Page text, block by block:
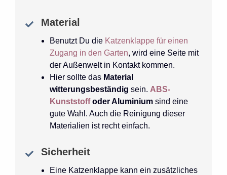
Material
Benutzt Du die Katzenklappe für einen
Zugang in den Garten, wird eine Seite mit
der Außenwelt in Kontakt kommen.
Hier sollte das Material
witterungsbeständig sein. ABS-
Kunststoffoder Aluminium sind eine
gute Wahl. Auch die Reinigung dieser
Materialien ist recht einfach.
Sicherheit
Eine Katzenklappe kann ein zusätzliches